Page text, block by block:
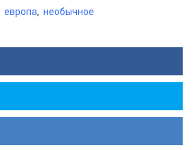
европа, необычное